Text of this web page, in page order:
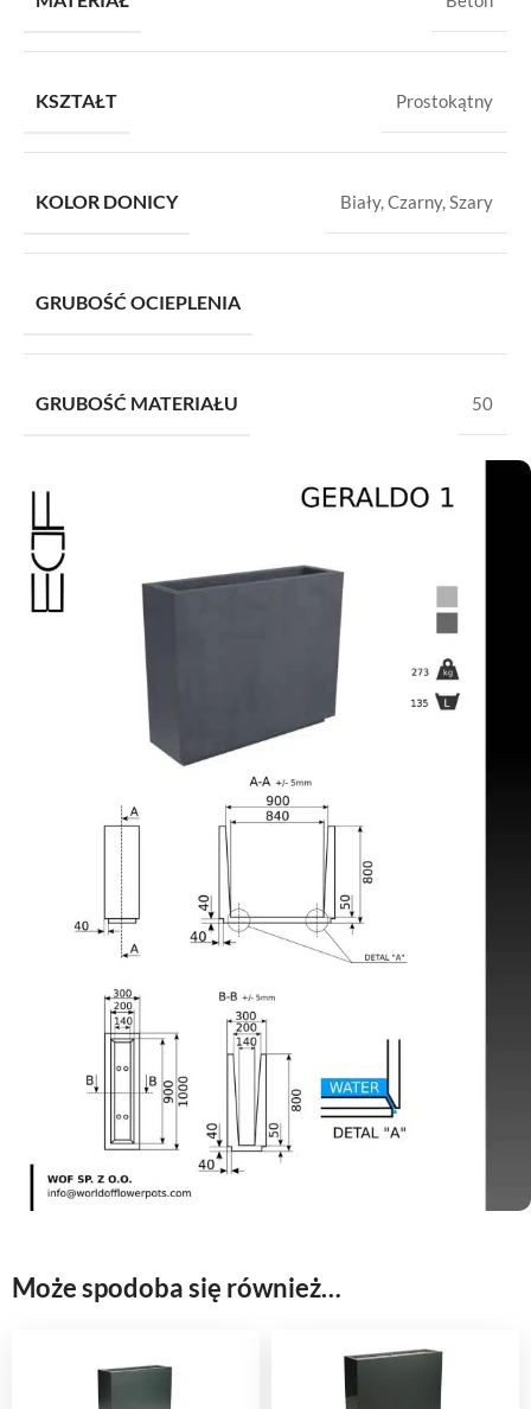
KSZTAŁT Prostokątny
KOLOR DONICY Biały,Czarny,Szary
GRUBOŚĆ OCIEPLENIA
GRUBOŚĆ MATERIAŁU 50
Może spodoba się również…